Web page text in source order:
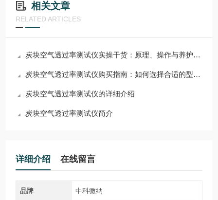
相关文章
RELATED ARTICLES
炭块空气透过率测试仪实操干货：原理、操作与养护技巧
炭块空气透过率测试仪购买指南：如何选择合适的型号和品牌
炭块空气透过率测试仪的详细介绍
炭块空气透过率测试仪简介
详细介绍 在线留言
品牌 中科微纳